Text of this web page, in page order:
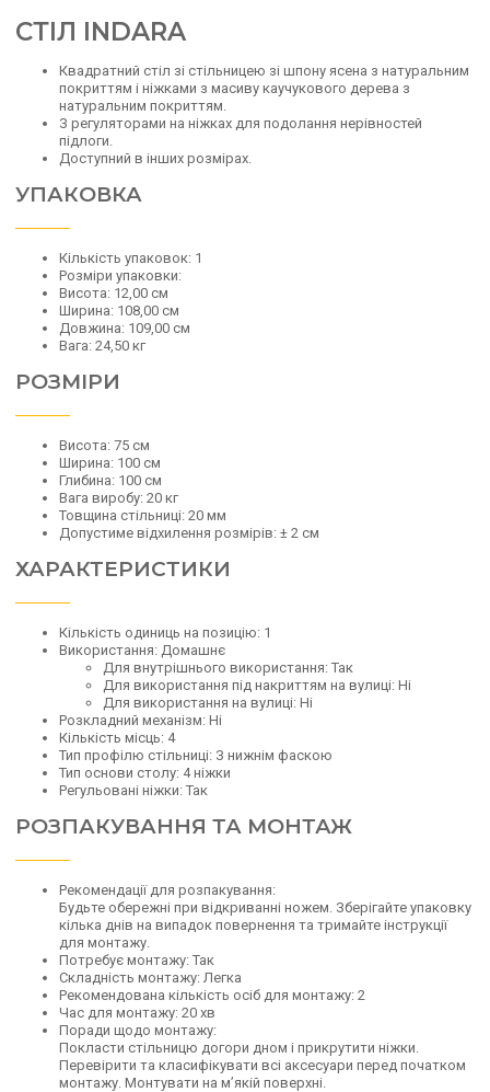
CТІЛ INDARA
Квадратний стіл зі стільницею зі шпону ясена з натуральним
покриттям і ніжками з масиву каучукового дерева з
натуральним покриттям.
З регуляторами на ніжках для подолання нерівностей
підлоги.
Доступний в інших розмірах.
УПАКОВКА
Кількість упаковок: 1
Розміри упаковки:
Висота: 12,00 см
Ширина: 108,00 см
Довжина: 109,00 см
Вага: 24,50 кг
РОЗМІРИ
Висота: 75 см
Ширина: 100 см
Глибина: 100 см
Вага виробу: 20 кг
Товщина стільниці: 20 мм
Допустиме відхилення розмірів: ± 2 см
ХАРАКТЕРИСТИКИ
Кількість одиниць на позицію: 1
Використання: Домашнє
Для внутрішнього використання: Так
Для використання під накриттям на вулиці: Ні
Для використання на вулиці: Ні
Розкладний механізм: Ні
Кількість місць: 4
Тип профілю стільниці: З нижнім фаскою
Тип основи столу: 4 ніжки
Регульовані ніжки: Так
РОЗПАКУВАННЯ ТА МОНТАЖ
Рекомендації для розпакування:
Будьте обережні при відкриванні ножем. Зберігайте упаковку
кілька днів на випадок повернення та тримайте інструкції
для монтажу.
Потребує монтажу: Так
Складність монтажу: Легка
Рекомендована кількість осіб для монтажу: 2
Час для монтажу: 20 хв
Поради щодо монтажу:
Покласти стільницю догори дном і прикрутити ніжки.
Перевірити та класифікувати всі аксесуари перед початком
монтажу. Монтувати на м’якій поверхні.